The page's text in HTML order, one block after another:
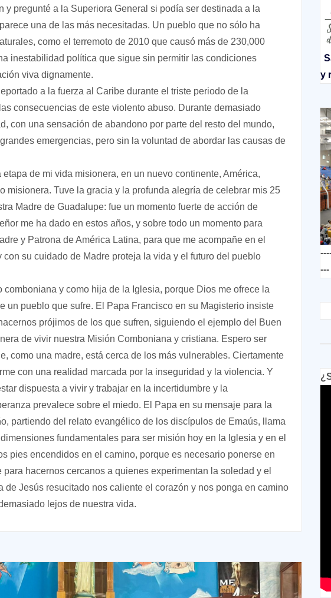
y pregunté a la Superiora General si podía ser destinada a la
una de las más necesitadas. Un pueblo que no sólo ha
como el terremoto de 2010 que causó más de 230,000
inestabilidad política que sigue sin permitir las condiciones
viva dignamente.
a la fuerza al Caribe durante el triste periodo de la
consecuencias de este violento abuso. Durante demasiado
con una sensación de abandono por parte del resto del mundo,
emergencias, pero sin la voluntad de abordar las causas de
de mi vida misionera, en un nuevo continente, América,
misionera. Tuve la gracia y la profunda alegría de celebrar mis 25
Madre de Guadalupe: fue un momento fuerte de acción de
me ha dado en estos años, y sobre todo un momento para
y Patrona de América Latina, para que me acompañe en el
con su cuidado de Madre proteja la vida y el futuro del pueblo
comboniana y como hija de la Iglesia, porque Dios me ofrece la
un pueblo que sufre. El Papa Francisco en su Magisterio insiste
prójimos de los que sufren, siguiendo el ejemplo del Buen
de vivir nuestra Misión Comboniana y cristiana. Espero ser
como una madre, está cerca de los más vulnerables. Ciertamente
con una realidad marcada por la inseguridad y la violencia. Y
dispuesta a vivir y trabajar en la incertidumbre y la
prevalece sobre el miedo. El Papa en su mensaje para la
partiendo del relato evangélico de los discípulos de Emaús, llama
fundamentales para ser misión hoy en la Iglesia y en el
pies encendidos en el camino, porque es necesario ponerse en
hacernos cercanos a quienes experimentan la soledad y el
de Jesús resucitado nos caliente el corazón y nos ponga en camino
lejos de nuestra vida.
y
---